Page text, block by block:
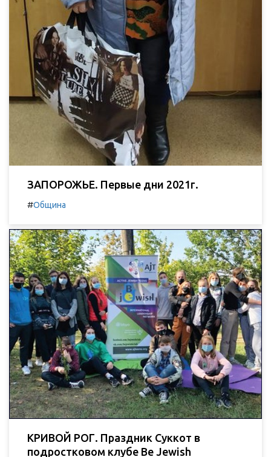
ЗАПОРОЖЬЕ. Первые дни 2021г.
#Община
КРИВОЙ РОГ. Праздник Суккот в
подростковом клубе Be Jewish